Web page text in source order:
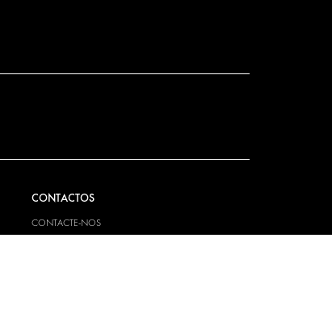
CONTACTOS
CONTACTE-NOS